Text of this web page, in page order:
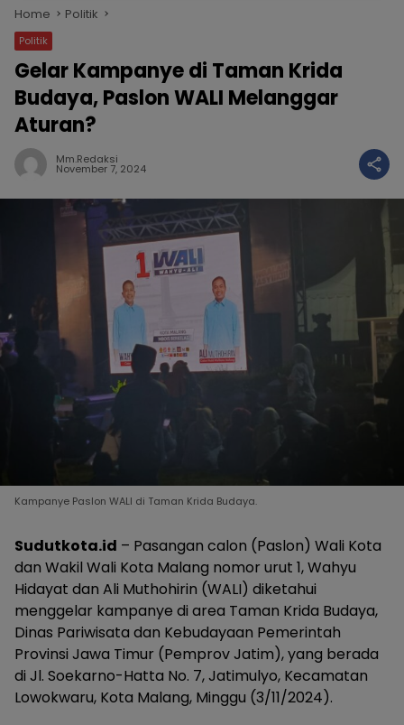
Home Politik
Politik
Gelar Kampanye di Taman Krida
Budaya, Paslon WALI Melanggar
Aturan?
Mm.redaksi
November 7, 2024
Kampanye Paslon WALI di Taman Krida Budaya.
Sudutkota.id – Pasangan calon (Paslon) Wali Kota
dan Wakil Wali Kota Malang nomor urut 1, Wahyu
Hidayat dan Ali Muthohirin (WALI) diketahui
menggelar kampanye di area Taman Krida Budaya,
Dinas Pariwisata dan Kebudayaan Pemerintah
Provinsi Jawa Timur (Pemprov Jatim), yang berada
di Jl. Soekarno-Hatta No. 7, Jatimulyo, Kecamatan
Lowokwaru, Kota Malang, Minggu (3/11/2024).